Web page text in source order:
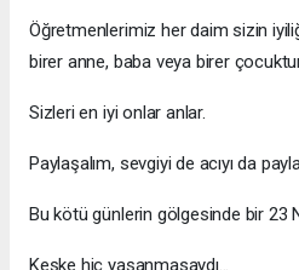
Öğretmenlerimiz her daim sizin
birer anne, baba veya birer
Sizleri en iyi onlar anlar.
Paylaşalım, sevgiyi de acıyı da
Bu kötü günlerin gölgesinde bir 23
Keşke hiç yaşanmasaydı...